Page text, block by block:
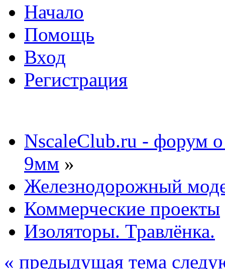
Начало
Помощь
Вход
Регистрация
NscaleClub.ru - форум
9мм »
Железнодорожный
Коммерческие проекты
Изоляторы. Травлёнка.
« предыдущая тема